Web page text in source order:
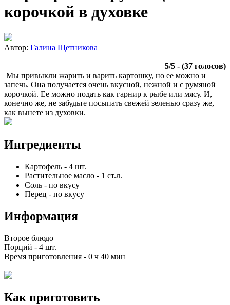
корочкой в духовке
Автор: Галина Щетникова
5/5 - (37 голосов)
Мы привыкли жарить и варить картошку, но ее можно и
запечь. Она получается очень вкусной, нежной и с румяной
корочкой. Ее можно подать как гарнир к рыбе или мясу. И,
конечно же, не забудьте посыпать свежей зеленью сразу же,
как вынете из духовки.
Ингредиенты
Картофель - 4 шт.
Растительное масло - 1 ст.л.
Соль - по вкусу
Перец - по вкусу
Информация
Второе блюдо
Порций - 4 шт.
Время приготовления - 0 ч 40 мин
Как приготовить